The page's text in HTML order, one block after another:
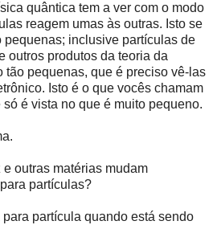
quântica tem a ver com o modo
reagem umas às outras. Isto se
pequenas; inclusive partículas de
outros produtos da teoria da
tão pequenas, que é preciso vê-las
Isto é o que vocês chamam
é vista no que é muito pequeno.
outras matérias mudam
partículas?
partícula quando está sendo